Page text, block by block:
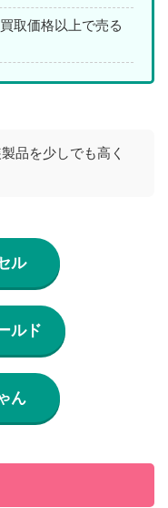
取価格以上で売る
品を少しでも高く
ル
ルド
ん